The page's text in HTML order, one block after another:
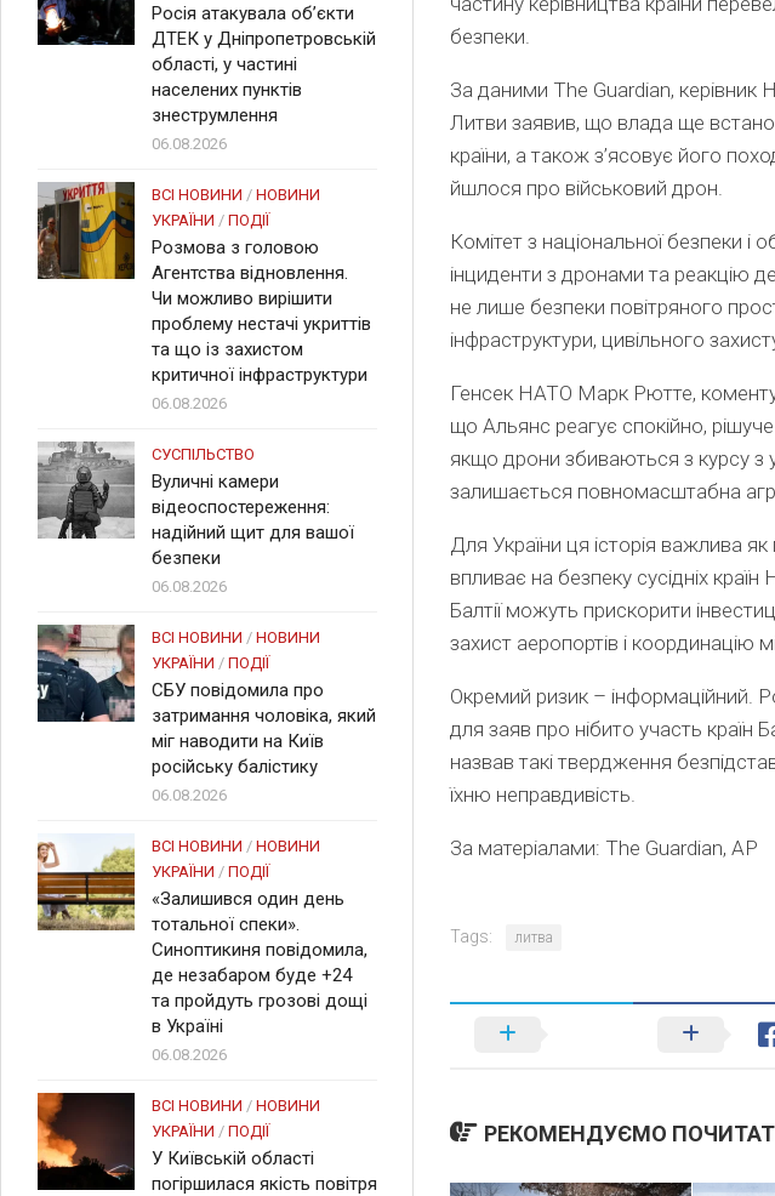
безпеки.
За даними The Guardian, керівник
Литви заявив, що влада ще
країни, а також з’ясовує його
йшлося про військовий дрон.
Комітет з національної безпеки
інциденти з дронами та реакцію
не лише безпеки повітряного
інфраструктури, цивільного
Генсек НАТО Марк Рютте,
що Альянс реагує спокійно,
якщо дрони збиваються з курсу з
залишається повномасштабна
Для України ця історія важлива
впливає на безпеку сусідніх
Балтії можуть прискорити
захист аеропортів і координацію
Окремий ризик – інформаційний.
для заяв про нібито участь країн
назвав такі твердження
їхню неправдивість.
За матеріалами: The Guardian, AP
Tags: литва
РЕКОМЕНДУЄМО
Росія атакувала об’єкти
ДТЕК у Дніпропетровській
області, у частині
населених пунктів
знеструмлення
06.08.2026
ВСІ НОВИНИ / НОВИНИ
УКРАЇНИ / ПОДІЇ
Розмова з головою
Агентства відновлення.
Чи можливо вирішити
проблему нестачі укриттів
та що із захистом
критичної інфраструктури
06.08.2026
СУСПІЛЬСТВО
Вуличні камери
відеоспостереження:
надійний щит для вашої
безпеки
06.08.2026
ВСІ НОВИНИ / НОВИНИ
УКРАЇНИ / ПОДІЇ
СБУ повідомила про
затримання чоловіка, який
міг наводити на Київ
російську балістику
06.08.2026
ВСІ НОВИНИ / НОВИНИ
УКРАЇНИ / ПОДІЇ
«Залишився один день
тотальної спеки».
Синоптикиня повідомила,
де незабаром буде +24
та пройдуть грозові дощі
в Україні
06.08.2026
ВСІ НОВИНИ / НОВИНИ
УКРАЇНИ / ПОДІЇ
У Київській області
погіршилася якість повітря